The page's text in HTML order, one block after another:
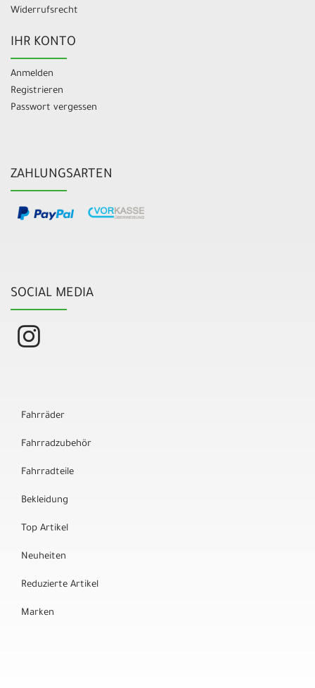
Widerrufsrecht
IHR KONTO
Anmelden
Registrieren
Passwort vergessen
ZAHLUNGSARTEN
SOCIAL MEDIA
Fahrräder
Fahrradzubehör
Fahrradteile
Bekleidung
Top Artikel
Neuheiten
Reduzierte Artikel
Marken